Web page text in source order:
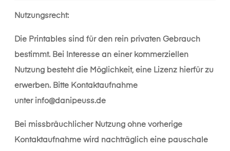
Nutzungsrecht:
Die Printables sind für den rein privaten Gebrauch
bestimmt. Bei Interesse an einer kommerziellen
Nutzung besteht die Möglichkeit, eine Lizenz hierfür zu
erwerben. Bitte Kontaktaufnahme
unter info@danipeuss.de
Bei missbräuchlicher Nutzung ohne vorherige
Kontaktaufnahme wird nachträglich eine pauschale